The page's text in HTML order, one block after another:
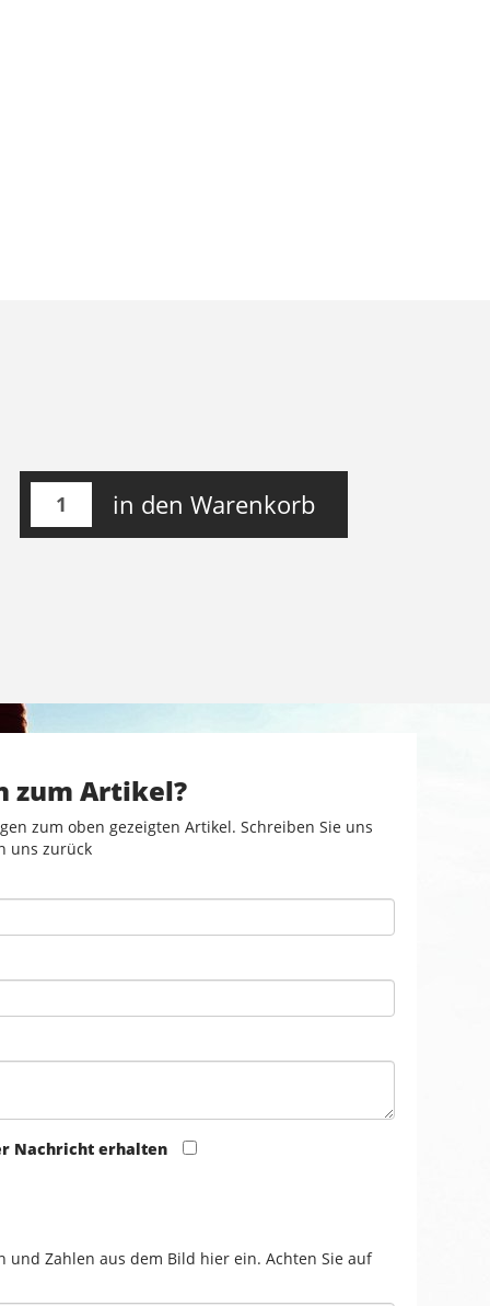
in den Warenkorb
zum Artikel?
zum oben gezeigten Artikel. Schreiben Sie uns
uns zurück
Nachricht erhalten
und Zahlen aus dem Bild hier ein. Achten Sie auf